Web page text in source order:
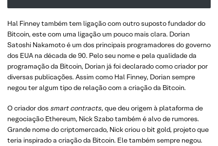
Hal Finney também tem ligação com outro suposto fundador do
Bitcoin, este com uma ligação um pouco mais clara. Dorian
Satoshi Nakamoto é um dos principais programadores do governo
dos EUA na década de 90. Pelo seu nome e pela qualidade da
programação da Bitcoin, Dorian já foi declarado como criador por
diversas publicações. Assim como Hal Finney, Dorian sempre
negou ter algum tipo de relação com a criação da Bitcoin.
O criador dos smart contracts, que deu origem à plataforma de
negociação Ethereum, Nick Szabo também é alvo de rumores.
Grande nome do criptomercado, Nick criou o bit gold, projeto que
teria inspirado a criação da Bitcoin. Ele também sempre negou.